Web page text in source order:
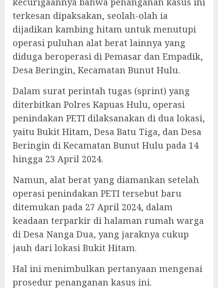
terkesan dipaksakan, seolah-olah ia
dijadikan kambing hitam untuk menutupi
operasi puluhan alat berat lainnya yang
diduga beroperasi di Pemasar dan Empadik,
Desa Beringin, Kecamatan Bunut Hulu.
Dalam surat perintah tugas (sprint) yang
diterbitkan Polres Kapuas Hulu, operasi
penindakan PETI dilaksanakan di dua lokasi,
yaitu Bukit Hitam, Desa Batu Tiga, dan Desa
Beringin di Kecamatan Bunut Hulu pada 14
hingga 23 April 2024.
Namun, alat berat yang diamankan setelah
operasi penindakan PETI tersebut baru
ditemukan pada 27 April 2024, dalam
keadaan terparkir di halaman rumah warga
di Desa Nanga Dua, yang jaraknya cukup
jauh dari lokasi Bukit Hitam.
Hal ini menimbulkan pertanyaan mengenai
prosedur penanganan kasus ini.